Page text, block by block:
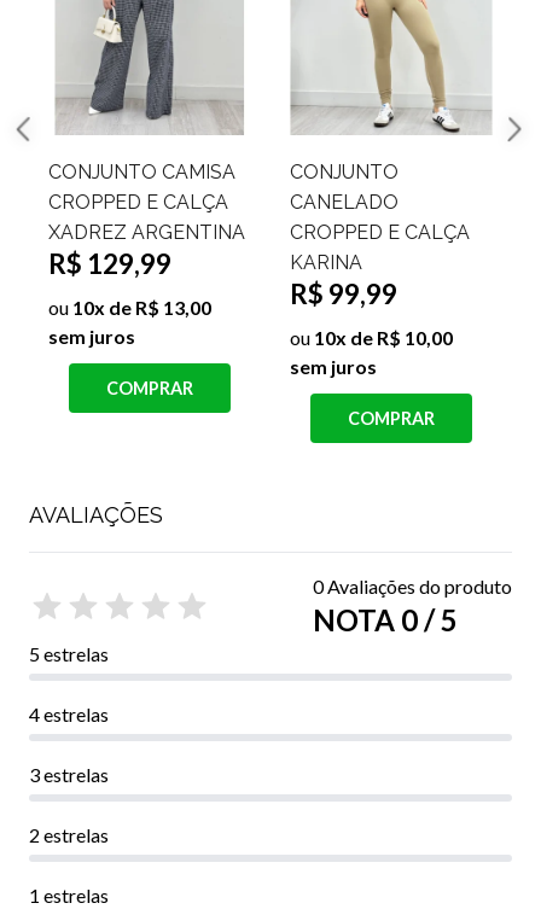
CONJUNTO CAMISA
CROPPED E CALÇA
XADREZ ARGENTINA
R$ 129,99
ou 10x de R$ 13,00
sem juros
COMPRAR
CONJUNTO
CANELADO
CROPPED E CALÇA
KARINA
R$ 99,99
ou 10x de R$ 10,00
sem juros
COMPRAR
AVALIAÇÕES
0 Avaliações do produto
NOTA 0 / 5
5 estrelas
4 estrelas
3 estrelas
2 estrelas
1 estrelas